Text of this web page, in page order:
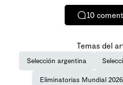
10
Temas del
Selección argentina
Eliminatorias Mundial 2026